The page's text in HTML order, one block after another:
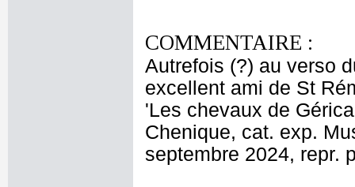
COMMENTAIRE :
Autrefois (?) au verso
excellent ami de St
'Les chevaux de
Chenique, cat. exp.
septembre 2024, repr.